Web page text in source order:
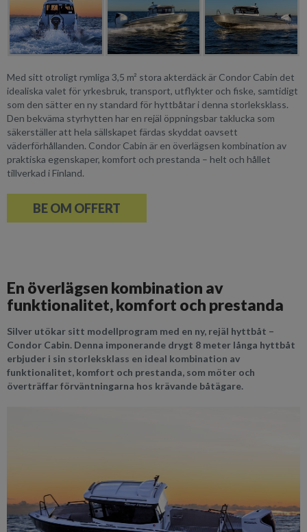
Med sitt otroligt rymliga 3,5 m² stora akterdäck är Condor Cabin det
idealiska valet för yrkesbruk, transport, utflykter och fiske, samtidigt
som den sätter en ny standard för hyttbåtar i denna storleksklass.
Den bekväma styrhytten har en rejäl öppningsbar taklucka som
säkerställer att hela sällskapet färdas skyddat oavsett
väderförhållanden. Condor Cabin är en överlägsen kombination av
praktiska egenskaper, komfort och prestanda – helt och hållet
tillverkad i Finland.
BE OM OFFERT
En överlägsen kombination av
funktionalitet, komfort och prestanda
Silver utökar sitt modellprogram med en ny, rejäl hyttbåt –
Condor Cabin. Denna imponerande drygt 8 meter långa hyttbåt
erbjuder i sin storleksklass en ideal kombination av
funktionalitet, komfort och prestanda, som möter och
överträffar förväntningarna hos krävande båtägare.